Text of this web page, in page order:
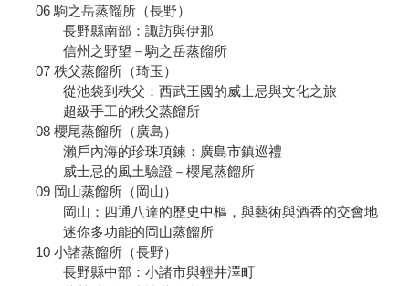
06 駒之岳蒸餾所（長野）
長野縣南部：諏訪與伊那
信州之野望－駒之岳蒸餾所
07 秩父蒸餾所（琦玉）
從池袋到秩父：西武王國的威士忌與文化之旅
超級手工的秩父蒸餾所
08 櫻尾蒸餾所（廣島）
瀨戶內海的珍珠項鍊：廣島市鎮巡禮
威士忌的風土驗證－櫻尾蒸餾所
09 岡山蒸餾所（岡山）
岡山：四通八達的歷史中樞，與藝術與酒香的交會地
迷你多功能的岡山蒸餾所
10 小諸蒸餾所（長野）
長野縣中部：小諸市與輕井澤町